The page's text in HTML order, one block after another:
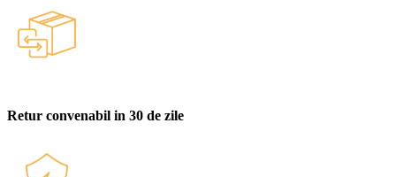
Retur convenabil in 30 de zile